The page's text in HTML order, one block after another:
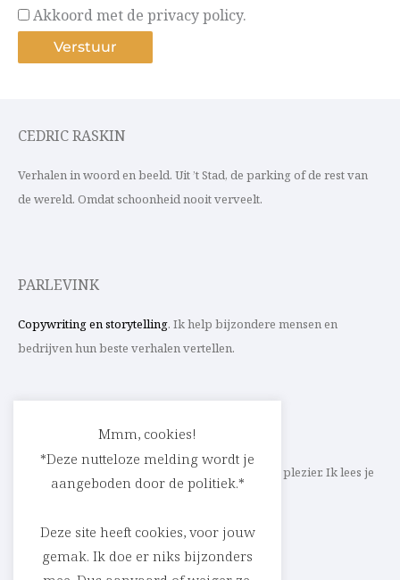
Akkoord met de privacy policy.
CEDRIC RASKIN
Verhalen in woord en beeld. Uit ’t Stad, de parking of de rest van
de wereld. Omdat schoonheid nooit verveelt.
PARLEVINK
Copywriting en storytelling. Ik help bijzondere mensen en
bedrijven hun beste verhalen vertellen.
Schrijf ik straks mee aan jouw verhaal? Met veel plezier. Ik lees je
heel graag op
cedric@parlevink.be
Mmm, cookies!
*Deze nutteloze melding wordt je
aangeboden door de politiek.*
Deze site heeft cookies, voor jouw
gemak. Ik doe er niks bijzonders